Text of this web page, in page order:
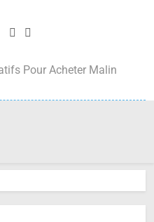
Pour Acheter Malin